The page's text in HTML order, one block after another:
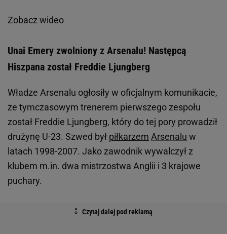
Zobacz wideo
Unai Emery zwolniony z Arsenalu! Następcą
Hiszpana został Freddie Ljungberg
Władze Arsenalu ogłosiły w oficjalnym komunikacie,
że tymczasowym trenerem pierwszego zespołu
został Freddie Ljungberg, który do tej pory prowadził
drużynę U-23. Szwed był piłkarzem Arsenalu w
latach 1998-2007. Jako zawodnik wywalczył z
klubem m.in. dwa mistrzostwa Anglii i 3 krajowe
puchary.